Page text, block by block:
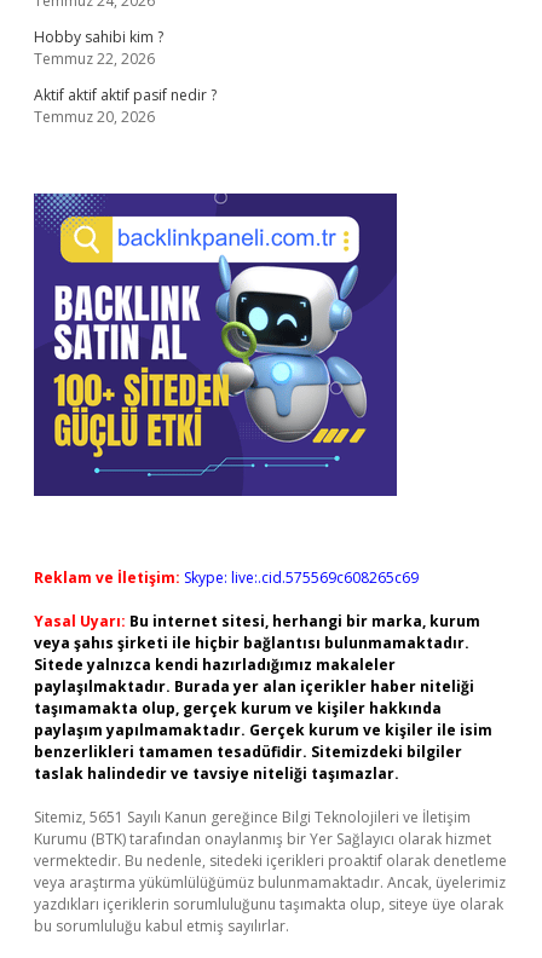
Hobby sahibi kim ?
Temmuz 22, 2026
Aktif aktif aktif pasif nedir ?
Temmuz 20, 2026
Reklam ve İletişim: Skype: live:.cid.575569c608265c69
Yasal Uyarı: Bu internet sitesi, herhangi bir marka, kurum
veya şahıs şirketi ile hiçbir bağlantısı bulunmamaktadır.
Sitede yalnızca kendi hazırladığımız makaleler
paylaşılmaktadır. Burada yer alan içerikler haber niteliği
taşımamakta olup, gerçek kurum ve kişiler hakkında
paylaşım yapılmamaktadır. Gerçek kurum ve kişiler ile isim
benzerlikleri tamamen tesadüfidir. Sitemizdeki bilgiler
taslak halindedir ve tavsiye niteliği taşımazlar.
Sitemiz, 5651 Sayılı Kanun gereğince Bilgi Teknolojileri ve İletişim
Kurumu (BTK) tarafından onaylanmış bir Yer Sağlayıcı olarak hizmet
vermektedir. Bu nedenle, sitedeki içerikleri proaktif olarak denetleme
veya araştırma yükümlülüğümüz bulunmamaktadır. Ancak, üyelerimiz
yazdıkları içeriklerin sorumluluğunu taşımakta olup, siteye üye olarak
bu sorumluluğu kabul etmiş sayılırlar.